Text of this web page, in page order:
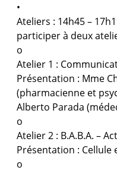
•
Ateliers : 14h45 –
participer à deux
o
Atelier 1 :
Présentation : Mme
(pharmacienne et
Alberto Parada
o
Atelier 2 : B.A.B.A. –
Présentation : Cellule
o